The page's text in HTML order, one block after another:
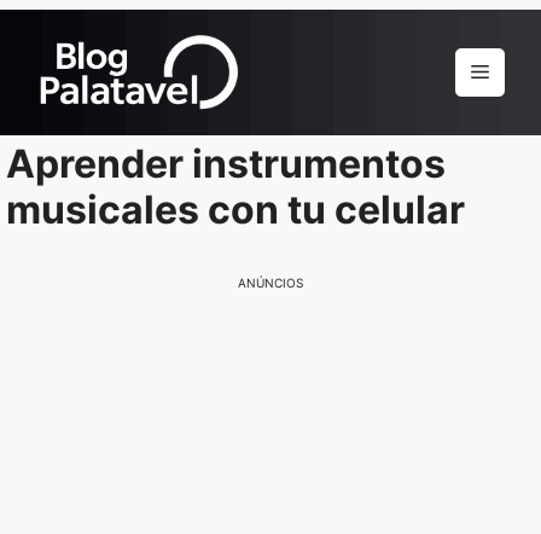
Menu
Aprender instrumentos
musicales con tu celular
ANÚNCIOS